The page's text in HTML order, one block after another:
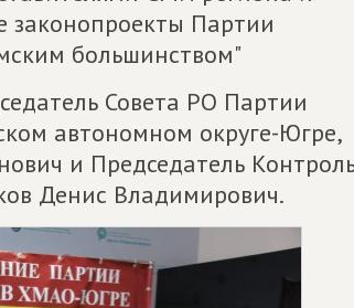
законопроекты Партии
большинством"
Совета РО Партии
автономном округе-Югре,
и Председатель
Денис Владимирович.